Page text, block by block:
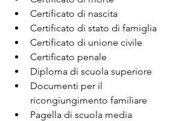
Certificato di nascita
Certificato di stato di famiglia
Certificato di unione civile
Certificato penale
Diploma di scuola superiore
Documenti per il
ricongiungimento familiare
Pagella di scuola media